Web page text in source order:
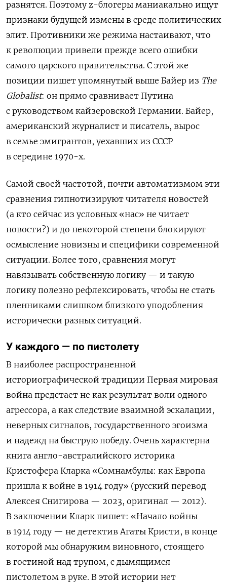
разнятся. Поэтому z-блогеры маниакально ищут
признаки будущей измены в среде политических
элит. Противники же режима настаивают, что
к революции привели прежде всего ошибки
самого царского правительства. С этой же
позиции пишет упомянутый выше Байер из The
Globalist: он прямо сравнивает Путина
с руководством кайзеровской Германии. Байер,
американский журналист и писатель, вырос
в семье эмигрантов, уехавших из СССР
в середине 1970-х.
Самой своей частотой, почти автоматизмом эти
сравнения гипнотизируют читателя новостей
(а кто сейчас из условных «нас» не читает
новости?) и до некоторой степени блокируют
осмысление новизны и специфики современной
ситуации. Более того, сравнения могут
навязывать собственную логику — и такую
логику полезно рефлексировать, чтобы не стать
пленниками слишком близкого уподобления
исторически разных ситуаций.
У каждого — по пистолету
В наиболее распространенной
историографической традиции Первая мировая
война предстает не как результат воли одного
агрессора, а как следствие взаимной эскалации,
неверных сигналов, государственного эгоизма
и надежд на быструю победу. Очень характерна
книга англо-австралийского историка
Кристофера Кларка «Сомнамбулы: как Европа
пришла к войне в 1914 году» (русский перевод
Алексея Снигирова — 2023, оригинал — 2012).
В заключении Кларк пишет: «Начало войны
в 1914 году — не детектив Агаты Кристи, в конце
которой мы обнаружим виновного, стоящего
в гостиной над трупом, с дымящимся
пистолетом в руке. В этой истории нет